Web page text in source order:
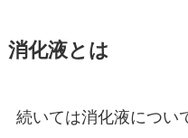
消化液とは
続いては消化液につい